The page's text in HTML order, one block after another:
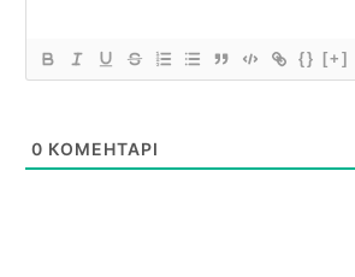
{} [+]
0 КОМЕНТАРІ